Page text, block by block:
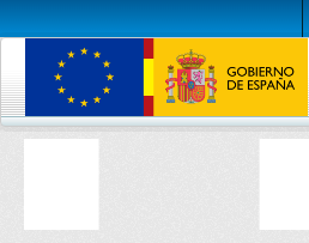
Conjuntos de datos